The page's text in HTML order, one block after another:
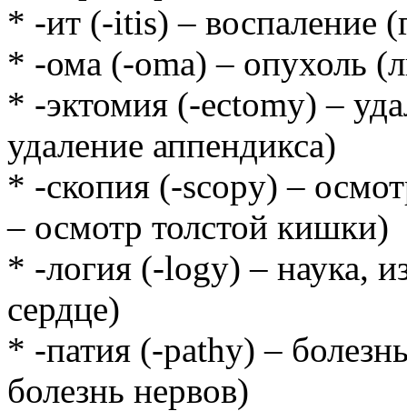
* -ит (-itis) – воспаление
* -ома (-oma) – опухоль
* -эктомия (-ectomy) –
удаление аппендикса)
* -скопия (-scopy) –
– осмотр толстой кишки)
* -логия (-logy) – наука,
сердце)
* -патия (-pathy) –
болезнь нервов)